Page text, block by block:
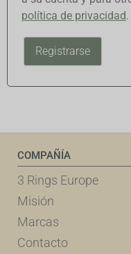
política de privacidad.
Registrarse
COMPAÑÍA
3 Rings Europe
Misión
Marcas
Contacto